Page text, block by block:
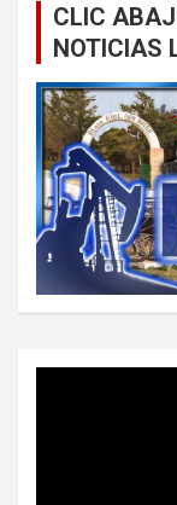
CLIC
NOTICIAS